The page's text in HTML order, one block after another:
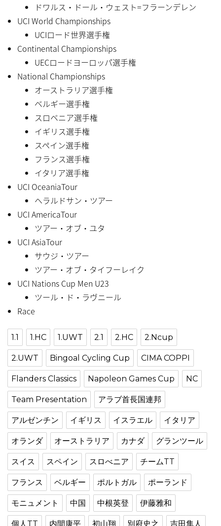
ドワルス・ドール・ウェスト=フラーンデレン
UCI World Championships
UCIロード世界選手権
Continental Championships
UECロードヨーロッパ選手権
National Championships
オーストラリア選手権
ベルギー選手権
スロベニア選手権
イギリス選手権
スペイン選手権
フランス選手権
イタリア選手権
UCI OceaniaTour
ヘラルドサン・ツアー
UCI AmericaTour
ツアー・オブ・ユタ
UCI AsiaTour
サウジ・ツアー
ツアー・オブ・タイフーレイク
UCI Nations Cup Men U23
ツール・ド・ラヴニール
Race
1.1 1.HC 1.UWT 2.1 2.HC 2.Ncup
2.UWT Bingoal Cycling Cup CIMA COPPI
Flanders Classics Napoleon Games Cup NC
Team Presentation アラブ首長国連邦
アルゼンチン イギリス イスラエル イタリア
オランダ オーストラリア カナダ グランツール
スイス スペイン スロべニア チームTT
フランス ベルギー ポルトガル ポーランド
モニュメント 中国 中根英登 伊藤雅和
個人TT 内間康平 初山翔 別府史之 吉田隼人